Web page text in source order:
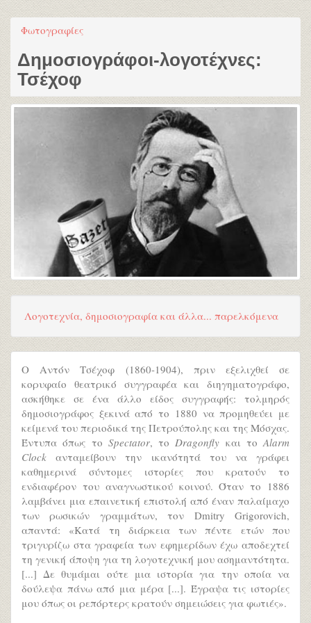
Φωτογραφίες
Δημοσιογράφοι-λογοτέχνες:
Τσέχοφ
Λογοτεχνία, δημοσιογραφία και άλλα... παρελκόμενα
Ο Αντόν Τσέχοφ (1860-1904), πριν εξελιχθεί σε
κορυφαίο θεατρικό συγγραφέα και διηγηματογράφο,
ασκήθηκε σε ένα άλλο είδος συγγραφής: τολμηρός
δημοσιογράφος ξεκινά από το 1880 να προμηθεύει με
κείμενά του περιοδικά της Πετρούπολης και της Μόσχας.
Έντυπα όπως το Spectator, τοDragonfly και τοAlarm
Clock ανταμείβουν την ικανότητά του να γράφει
καθημερινά σύντομες ιστορίες που κρατούν το
ενδιαφέρον του αναγνωστικού κοινού. Όταν το 1886
λαμβάνει μια επαινετική επιστολή από έναν παλαίμαχο
των ρωσικών γραμμάτων, τον Dmitry Grigorovich,
απαντά: «Κατά τη διάρκεια των πέντε ετών που
τριγυρίζω στα γραφεία των εφημερίδων έχω αποδεχτεί
τη γενική άποψη για τη λογοτεχνική μου ασημαντότητα.
[...] Δε θυμάμαι ούτε μια ιστορία για την οποία να
δούλεψα πάνω από μια μέρα [...]. Έγραψα τις ιστορίες
μου όπως οι ρεπόρτερς κρατούν σημειώσεις για φωτιές».